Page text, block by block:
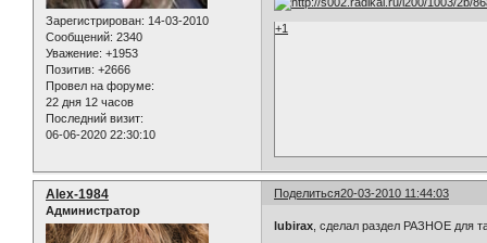
Зарегистрирован: 14-03-2010
Сообщений: 2340
Уважение: +1953
Позитив: +2666
Провел на форуме:
22 дня 12 часов
Последний визит:
06-06-2020 22:30:10
+1
Поделиться20-03-2010 11:44:03
Alex-1984
Администратор
lubirax , сделал раздел РАЗНОЕ для